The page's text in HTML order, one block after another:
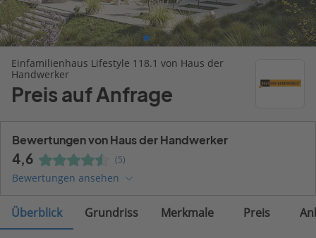
Einfamilienhaus Lifestyle 118.1 von Haus der
Handwerker
Preis auf Anfrage
Bewertungen von Haus der Handwerker
4,6 (5)
Bewertungen ansehen
Überblick Grundriss Merkmale Preis